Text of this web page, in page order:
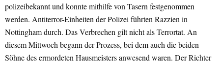
polizeibekannt und konnte mithilfe von Tasern festgenommen
werden. Antiterror-Einheiten der Polizei führten Razzien in
Nottingham durch. Das Verbrechen gilt nicht als Terrortat. An
diesem Mittwoch begann der Prozess, bei dem auch die beiden
Söhne des ermordeten Hausmeisters anwesend waren. Der Richter